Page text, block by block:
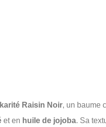
Raisin Noir, un baume
et en huile de jojoba. Sa